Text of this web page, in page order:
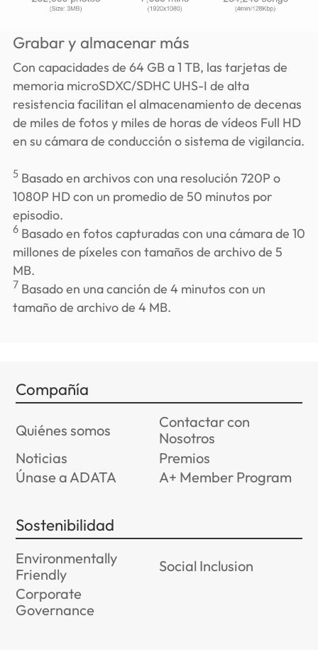
Grabar y almacenar más
Con capacidades de 64 GB a 1 TB, las tarjetas de
memoria microSDXC/SDHC UHS-I de alta
resistencia facilitan el almacenamiento de decenas
de miles de fotos y miles de horas de vídeos Full HD
en su cámara de conducción o sistema de vigilancia.
5 Basado en archivos con una resolución 720P o
1080P HD con un promedio de 50 minutos por
episodio.
6Basado en fotos capturadas con una cámara de 10
millones de píxeles con tamaños de archivo de 5
MB.
7 Basado en una canción de 4 minutos con un
tamaño de archivo de 4 MB.
Compañía
Quiénes somos
Contactar con
Nosotros
Noticias
Premios
Únase a ADATA
A+ Member Program
Sostenibilidad
Environmentally
Friendly
Social Inclusion
Corporate
Governance